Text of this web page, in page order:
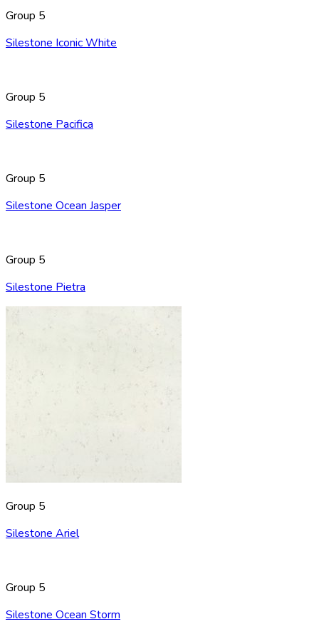
Group 5
Silestone Iconic White
Group 5
Silestone Pacifica
Group 5
Silestone Ocean Jasper
Group 5
Silestone Pietra
Group 5
Silestone Ariel
Group 5
Silestone Ocean Storm